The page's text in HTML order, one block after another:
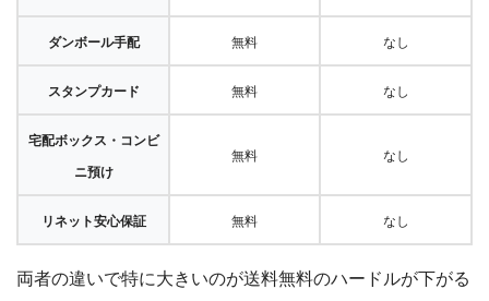
ダンボール手配 無料 なし
スタンプカード 無料 なし
宅配ボックス・コンビ
ニ預け
無料 なし
リネット安心保証 無料 なし
両者の違いで特に大きいのが送料無料のハードルが下がる